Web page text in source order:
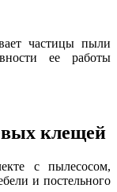
частицы пыли
ее работы
клещей
с пылесосом,
и постельного